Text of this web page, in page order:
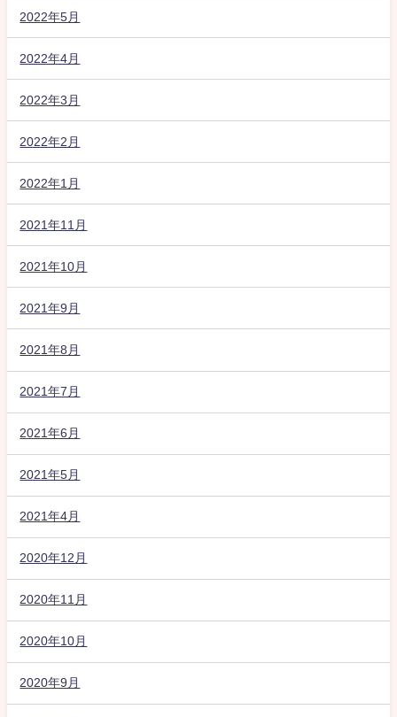
2022年5月
2022年4月
2022年3月
2022年2月
2022年1月
2021年11月
2021年10月
2021年9月
2021年8月
2021年7月
2021年6月
2021年5月
2021年4月
2020年12月
2020年11月
2020年10月
2020年9月